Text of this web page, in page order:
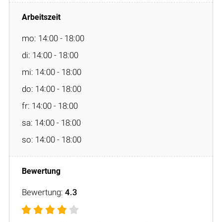
mo: 14:00 - 18:00
di: 14:00 - 18:00
mi: 14:00 - 18:00
do: 14:00 - 18:00
fr: 14:00 - 18:00
sa: 14:00 - 18:00
so: 14:00 - 18:00
Bewertung: 4.3